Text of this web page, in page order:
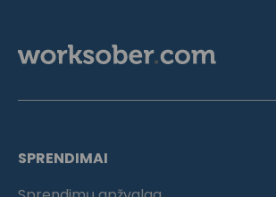
SPRENDIMAI